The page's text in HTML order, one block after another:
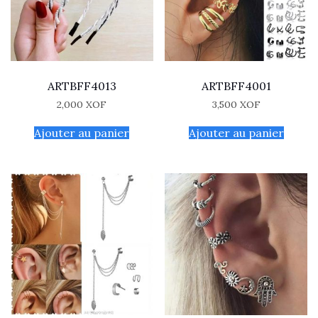
ARTBFF4013
2,000XOF
Ajouter au panier
ARTBFF4001
3,500 XOF
Ajouter au panier